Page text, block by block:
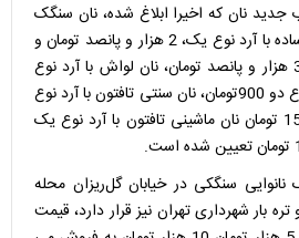
نان که اخیرا ابلاغ شده، نان سنگک
ساده 5 هزار تومان، بربری ساده با آرد نوع یک، 2 هزار و پانصد تومان و
بربری ساده با آرد نوع دو 3 هزار و پانصد تومان، نان لواش با آرد نوع
یک 700 تومان و لواش نوع دو 900تومان، نان سنتی تافتون با آرد نوع
1260 تومان و نوع دو 1500 تومان نان ماشینی تافتون با آرد نوع یک
سنگکی در خیابان گل‌ریزان محله
بار شهرداری تهران نیز قرار دارد، قیمت